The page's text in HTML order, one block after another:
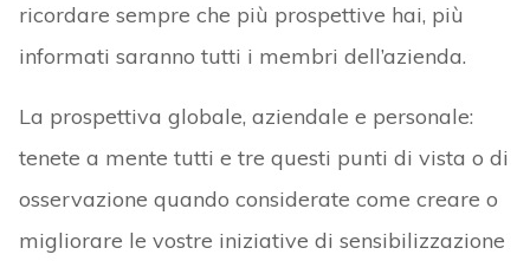
ricordare sempre che più prospettive hai, più
informati saranno tutti i membri dell’azienda.
La prospettiva globale, aziendale e personale:
tenete a mente tutti e tre questi punti di vista o di
osservazione quando considerate come creare o
migliorare le vostre iniziative di sensibilizzazione